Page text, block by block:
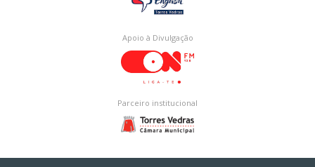
Apoio à Divulgação
Parceiro institucional